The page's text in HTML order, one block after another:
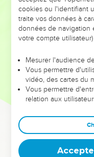
Jésus, Eliézer,
Siméon, *Juda,
Méléa, Menna,
Isaï, Obed, Booz,
Aminadab, Admîn,
*Jacob, *Isaac,
35
Qaïnam, Arphaxad,
Mathusalem, Hénoc,
Enosch, Seth, Adam,
cookies ou l'identifiant
traite vos données à
données de navigation
votre compte
Mesurer l'audience
Vous permettre
vidéo, des cartes du
Vous permettre
relation aux